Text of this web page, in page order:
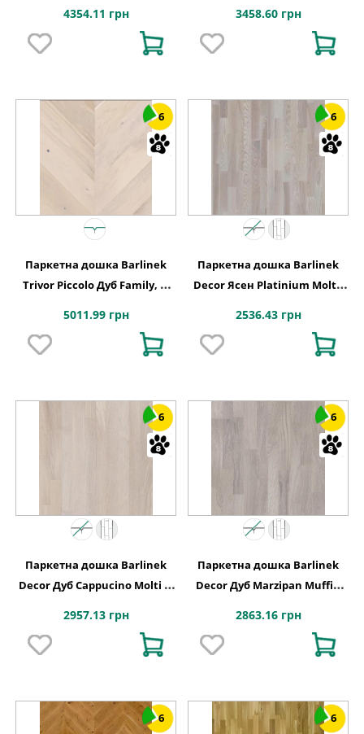
4354.11 грн
1WC000015
3458.60 грн
6
Паркетна дошка Barlinek
Trivor Piccolo Дуб Family, 1-
5011.99 грн
6
Паркетна дошка Barlinek
Decor Ясен Platinium Molti,
2536.43 грн
6
Паркетна дошка Barlinek
Decor Дуб Cappucino Molti 3-
2957.13 грн
6
Паркетна дошка Barlinek
Decor Дуб Marzipan Muffin
2863.16 грн
6 6